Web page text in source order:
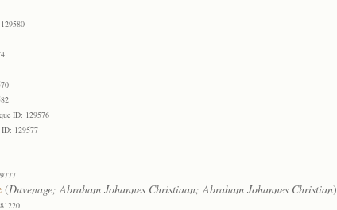
ID: 129576
129577
(Duvenage; Abraham Johannes Christiaan; Abraham Johannes Christian)